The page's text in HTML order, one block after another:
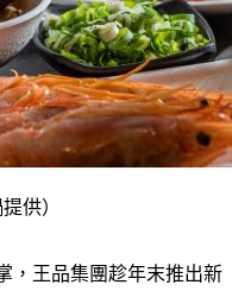
供）
，王品集團趁年末推出新